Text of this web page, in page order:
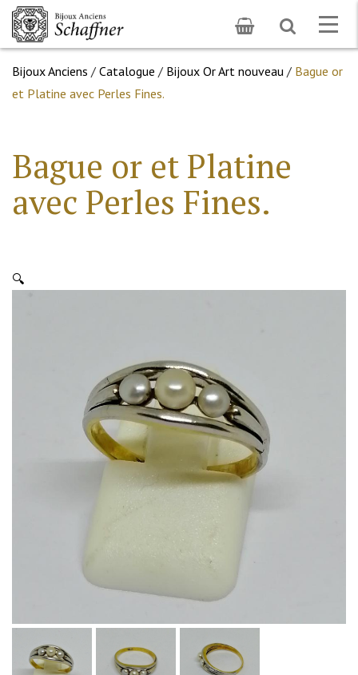
Toggle
search
Bijoux Anciens / Catalogue / Bijoux Or Art nouveau / Bague or
et Platine avec Perles Fines.
Bague or et Platine
avec Perles Fines.
🔍